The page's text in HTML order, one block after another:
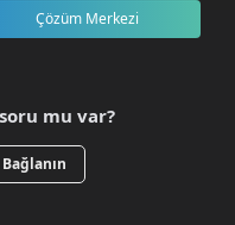
Çözüm Merkezi
mu var?